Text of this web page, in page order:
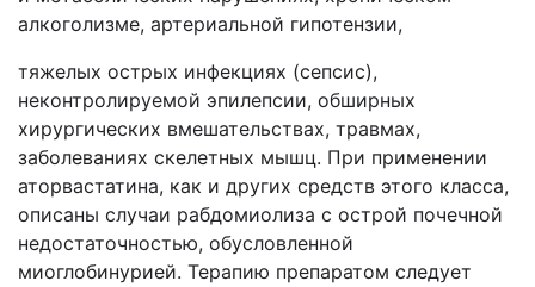
алкоголизме, артериальной гипотензии,
тяжелых острых инфекциях (сепсис),
неконтролируемой эпилепсии, обширных
хирургических вмешательствах, травмах,
заболеваниях скелетных мышц. При применении
аторвастатина, как и других средств этого класса,
описаны случаи рабдомиолиза с острой почечной
недостаточностью, обусловленной
миоглобинурией. Терапию препаратом следует